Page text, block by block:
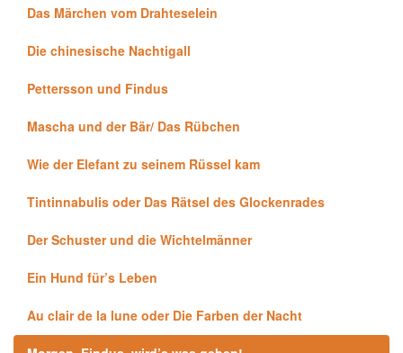
Das Märchen vom Drahteselein
Die chinesische Nachtigall
Pettersson und Findus
Mascha und der Bär/ Das Rübchen
Wie der Elefant zu seinem Rüssel kam
Tintinnabulis oder Das Rätsel des Glockenrades
Der Schuster und die Wichtelmänner
Ein Hund für’s Leben
Au clair de la lune oder Die Farben der Nacht